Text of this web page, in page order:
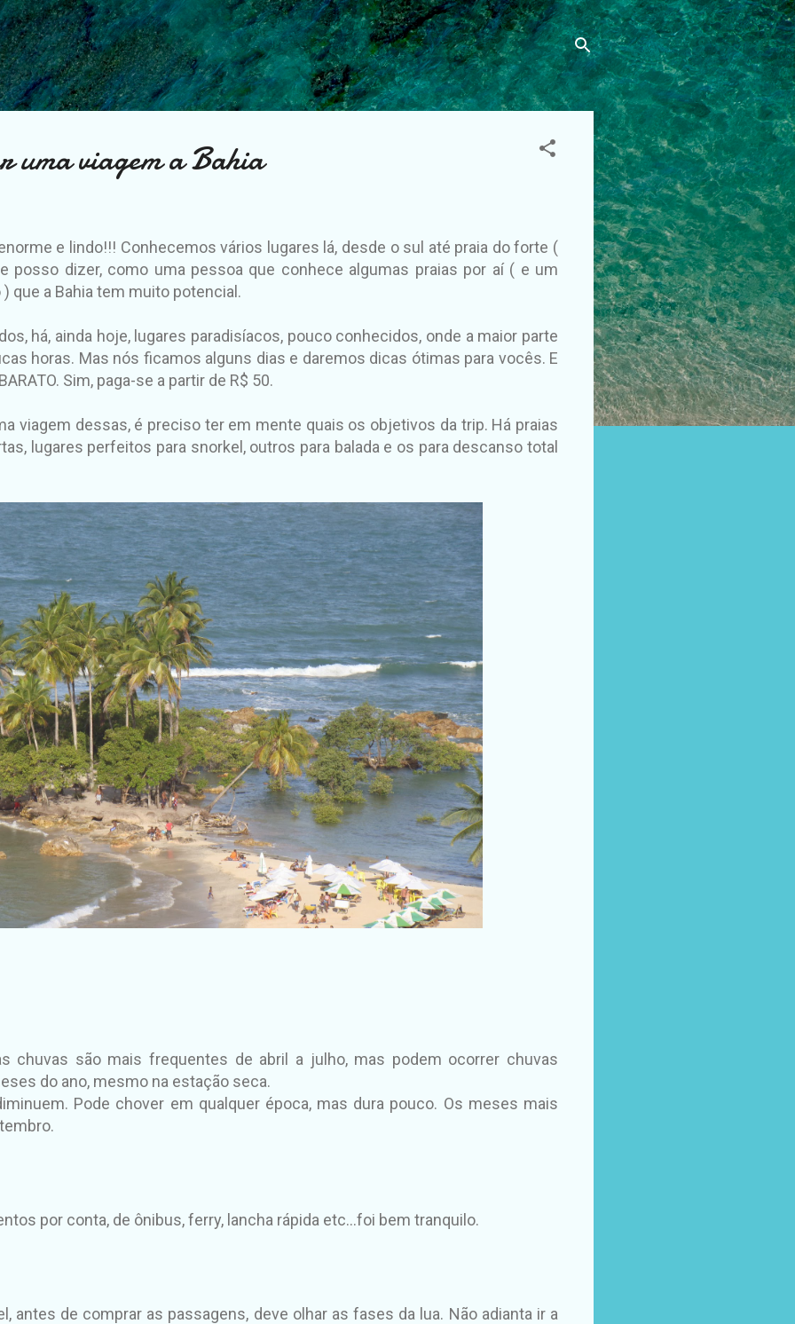
Pular para o conteúdo principal
uma viagem a Bahia
e lindo!!! Conhecemos vários lugares lá, desde o sul até praia do forte (
posso dizer, como uma pessoa que conhece algumas praias por aí ( e um
que a Bahia tem muito potencial.
há, ainda hoje, lugares paradisíacos, pouco conhecidos, onde a maior parte
horas. Mas nós ficamos alguns dias e daremos dicas ótimas para vocês. E
Sim, paga-se a partir de R$ 50.
viagem dessas, é preciso ter em mente quais os objetivos da trip. Há praias
lugares perfeitos para snorkel, outros para balada e os para descanso total
chuvas são mais frequentes de abril a julho, mas podem ocorrer chuvas
do ano, mesmo na estação seca.
Pode chover em qualquer época, mas dura pouco. Os meses mais
por conta, de ônibus, ferry, lancha rápida etc...foi bem tranquilo.
antes de comprar as passagens, deve olhar as fases da lua. Não adianta ir a